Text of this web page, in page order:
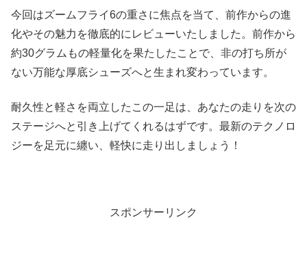
今回はズームフライ6の重さに焦点を当て、前作からの進
化やその魅力を徹底的にレビューいたしました。前作から
約30グラムもの軽量化を果たしたことで、非の打ち所が
ない万能な厚底シューズへと生まれ変わっています。
耐久性と軽さを両立したこの一足は、あなたの走りを次の
ステージへと引き上げてくれるはずです。最新のテクノロ
ジーを足元に纏い、軽快に走り出しましょう！
スポンサーリンク